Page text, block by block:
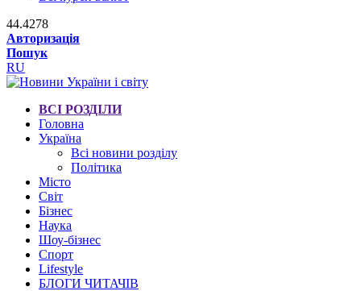
44.4278
Авторизація
Пошук
RU
ВСІ РОЗДІЛИ
Головна
Україна
Всі новини розділу
Політика
Місто
Світ
Бізнес
Наука
Шоу-бізнес
Спорт
Lifestyle
БЛОГИ ЧИТАЧІВ